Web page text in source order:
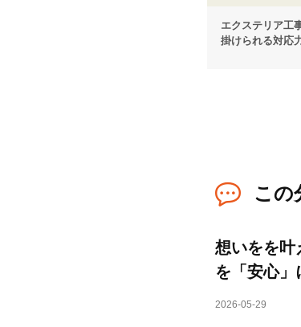
エクステリア工
掛けられる対応
この
想いを
を「安心」
2026-05-29